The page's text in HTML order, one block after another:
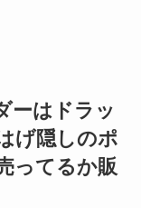
ーはドラッ
げ隠しのポ
ってるか販